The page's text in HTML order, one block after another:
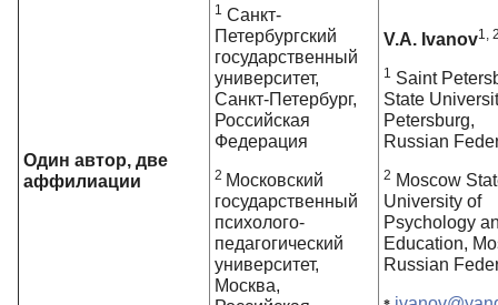
Один автор, две
аффилиации
1 Санкт-
Петербургский
государственный
университет,
Санкт-Петербург,
Российская
Федерация
2 Московский
государственный
психолого-
педагогический
университет,
Москва,
V.A. Ivanov1,
1 Saint
State
Petersburg,
Russian
2 Moscow
University of
Psychology
Education,
Russian